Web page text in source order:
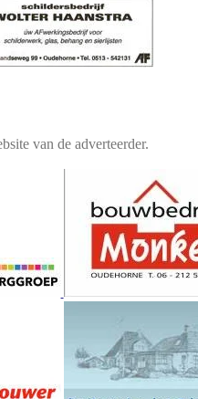
van de adverteerder.